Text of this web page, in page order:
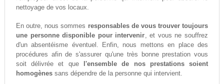
nettoyage de vos locaux.
En outre, nous sommes responsables de vous trouver toujours
une personne disponible pour intervenir, et vous ne souffrez
d'un absentéisme éventuel. Enfin, nous mettons en place des
procédures afin de s'assurer qu'une très bonne prestation vous
soit délivrée et que
l'ensemble de nos prestations soient
homogènessans dépendre de la personne qui intervient.